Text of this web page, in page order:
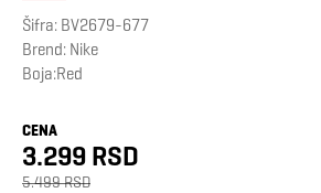
Šifra: BV2679-677
Brend: Nike
Boja:Red
CENA
3.299 RSD
5.499 RSD